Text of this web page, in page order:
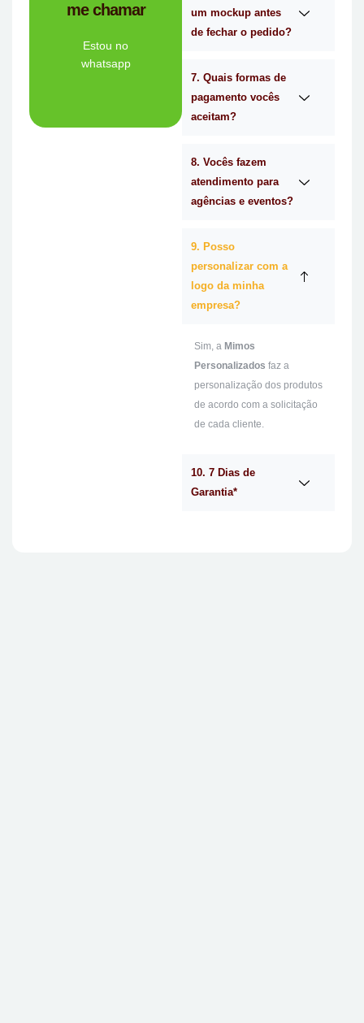
me chamar
Estou no
whatsapp
Tem dúvidas se a
Personalizado é a
um mockup antes
de fechar o pedido?
7. Quais formas de
pagamento vocês
aceitam?
8. Vocês fazem
atendimento para
agências e eventos?
9. Posso
personalizar com a
logo da minha
empresa?
Sim, a Mimos
Personalizados faz a
personalização dos produtos
de acordo com a solicitação
de cada cliente.
10. 7 Dias de
Garantia*